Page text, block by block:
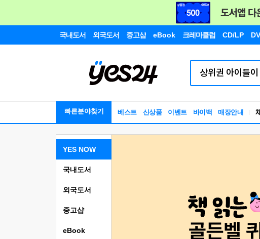
국내도서 외국도서 중고샵 eBook 크레마클럽 CD/LP
빠른분야찾기 베스트 신상품 이벤트 바이백 매장안내
YES NOW
국내도서
외국도서
중고샵
eBook